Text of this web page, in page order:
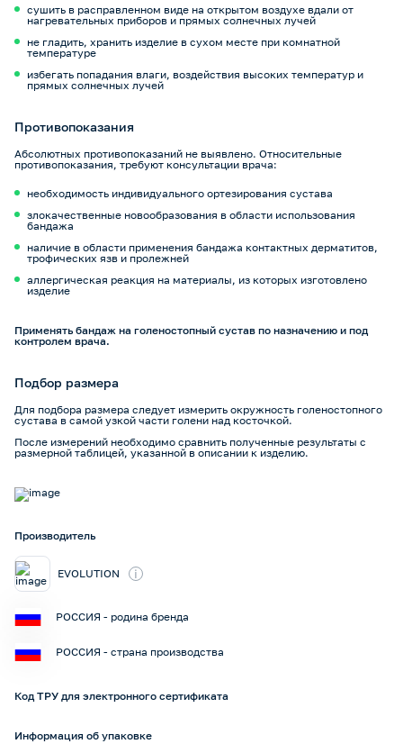
сушить в расправленном виде на открытом воздухе вдали от
нагревательных приборов и прямых солнечных лучей
не гладить, хранить изделие в сухом месте при комнатной
температуре
избегать попадания влаги, воздействия высоких температур и
прямых солнечных лучей
Противопоказания
Абсолютных противопоказаний не выявлено. Относительные
противопоказания, требуют консультации врача:
необходимость индивидуального ортезирования сустава
злокачественные новообразования в области использования
бандажа
наличие в области применения бандажа контактных дерматитов,
трофических язв и пролежней
аллергическая реакция на материалы, из которых изготовлено
изделие
Применять бандаж на голеностопный сустав по назначению и под
контролем врача.
Подбор размера
Для подбора размера следует измерить окружность голеностопного
сустава в самой узкой части голени над косточкой.
После измерений необходимо сравнить полученные результаты с
размерной таблицей, указанной в описании к изделию.
Производитель
EVOLUTION i
РОССИЯ - родина бренда
РОССИЯ - страна производства
Код ТРУ для электронного сертификата
Информация об упаковке